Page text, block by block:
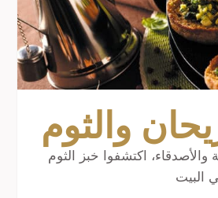
والثوم
والأصدقاء، اكتشفوا خبز الثوم
البيت